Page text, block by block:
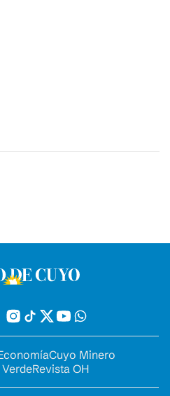
Cuyo Minero
Revista OH